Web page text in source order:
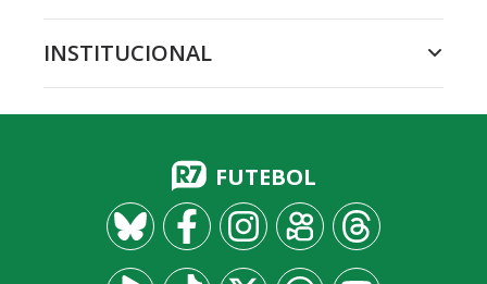
INSTITUCIONAL
FUTEBOL